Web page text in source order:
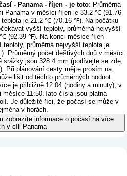
- Panama - říjen - je toto: Průměrná
Panama v měsíci říjen je 33.2 ℃ (91.76
je 21.2 ℃ (70.16 ℉). Na počátku
vyšší teploty, průměrná nejvyšší
(92.39 ℉). Na konci měsíce říjen
teploty, průměrná nejvyšší teplota je
Průměrný počet deštivých dnů v měsíci
srážky jsou 328.4 mm (podívejte se zde,
). Při plánování cesty mějte prosím na
lišit od těchto průměrných hodnot.
je přibližně 12:04 (hodiny a minuty), v
11:50.Tato čísla jsou platná
Je důležité říci, že počasí se může v
v horách.
zobrazíte informace o počasí na více
v cíli Panama